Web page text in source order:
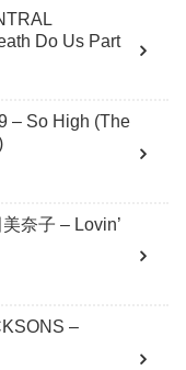
Do Us Part
– So High (The
奈子 – Lovin’
–